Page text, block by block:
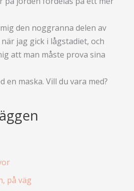
den noggranna delen av
jag gick i lågstadiet, och
att man måste prova sina
en maska. Vill du vara med?
på väg